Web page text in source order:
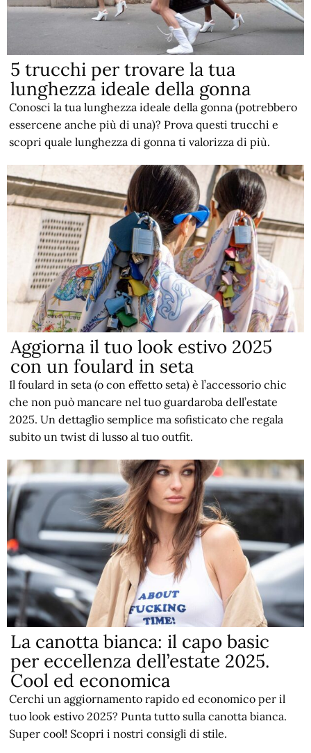
5 trucchi per trovare la tua
lunghezza ideale della gonna
Conosci la tua lunghezza ideale della gonna (potrebbero
essercene anche più di una)? Prova questi trucchi e
scopri quale lunghezza di gonna ti valorizza di più.
Aggiorna il tuo look estivo 2025
con un foulard in seta
Il foulard in seta (o con effetto seta) è l’accessorio chic
che non può mancare nel tuo guardaroba dell’estate
2025. Un dettaglio semplice ma sofisticato che regala
subito un twist di lusso al tuo outfit.
La canotta bianca: il capo basic
per eccellenza dell’estate 2025.
Cool ed economica
Cerchi un aggiornamento rapido ed economico per il
tuo look estivo 2025? Punta tutto sulla canotta bianca.
Super cool! Scopri i nostri consigli di stile.